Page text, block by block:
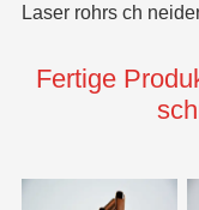
Laser rohrs ch
Fertige